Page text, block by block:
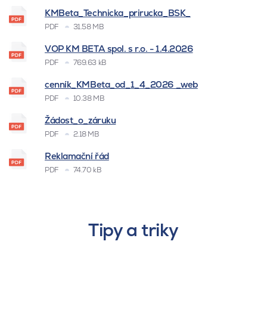
KMBeta_Technicka_prirucka_BSK_
PDF 31.58 MB
VOP KM BETA spol. s r.o. - 1.4.2026
PDF 769.63 kB
cenník_KMBeta_od_1_4_2026 _web
PDF 10.38 MB
Žádost_o_záruku
PDF 2.18 MB
Reklamační řád
PDF 74.70 kB
Tipy a triky